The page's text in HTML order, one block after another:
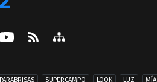
PARABRISAS SUPERCAMPO LOOK LUZ MÍA